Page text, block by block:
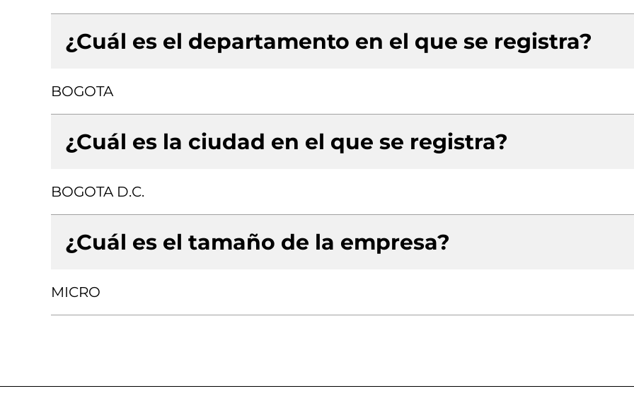
¿Cuál es el departamento en el que se registra?
BOGOTA
¿Cuál es la ciudad en el que se registra?
BOGOTA D.C.
¿Cuál es el tamaño de la empresa?
MICRO